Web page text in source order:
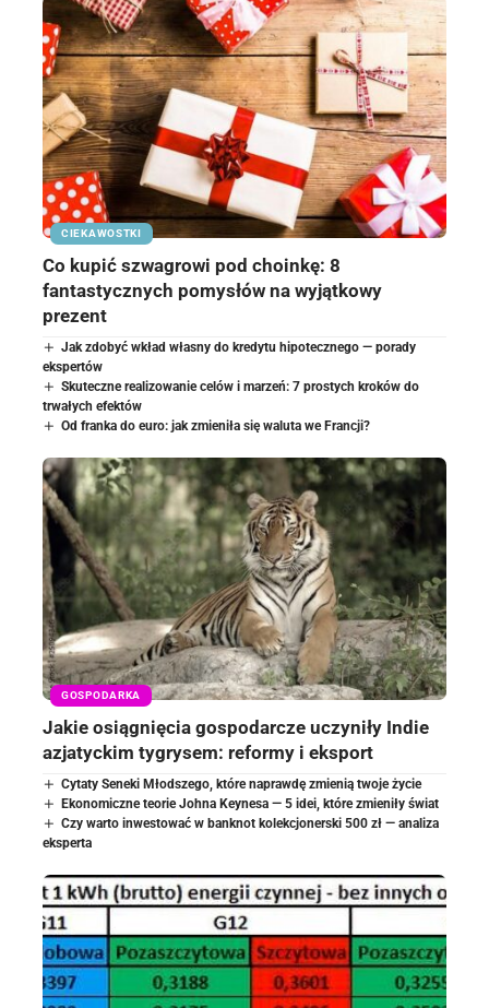
CIEKAWOSTKI
Co kupić szwagrowi pod choinkę: 8
fantastycznych pomysłów na wyjątkowy
prezent
Jak zdobyć wkład własny do kredytu hipotecznego — porady
ekspertów
Skuteczne realizowanie celów i marzeń: 7 prostych kroków do
trwałych efektów
Od franka do euro: jak zmieniła się waluta we Francji?
GOSPODARKA
Jakie osiągnięcia gospodarcze uczyniły Indie
azjatyckim tygrysem: reformy i eksport
Cytaty Seneki Młodszego, które naprawdę zmienią twoje życie
Ekonomiczne teorie Johna Keynesa — 5 idei, które zmieniły świat
Czy warto inwestować w banknot kolekcjonerski 500 zł — analiza
eksperta